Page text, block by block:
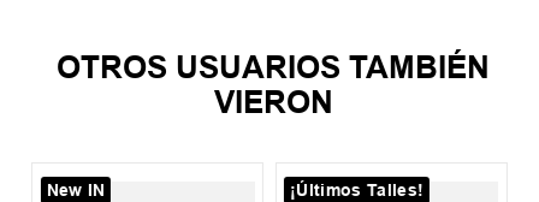
OTROS USUARIOS TAMBIÉN
VIERON
New IN ¡Últimos Talles!